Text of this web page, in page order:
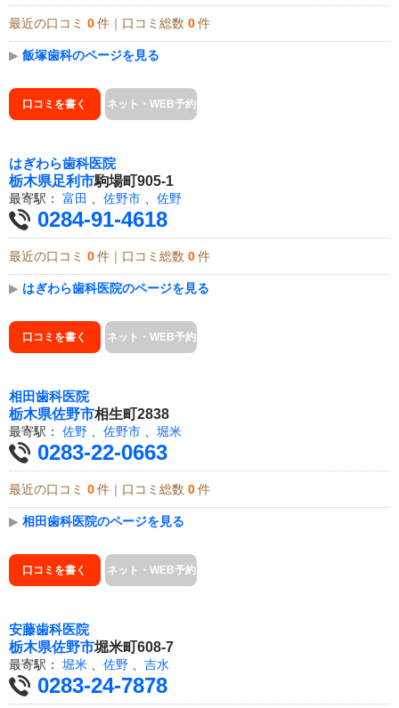
最近の口コミ 0 件｜口コミ総数 0 件
▶ 飯塚歯科のページを見る
口コミを書く ネット・WEB予約
はぎわら歯科医院
栃木県足利市駒場町905-1
最寄駅： 富田 、 佐野市 、 佐野
0284-91-4618
最近の口コミ 0 件｜口コミ総数 0 件
▶ はぎわら歯科医院のページを見る
口コミを書く ネット・WEB予約
相田歯科医院
栃木県佐野市相生町2838
最寄駅： 佐野 佐野市 堀米
0283-22-0663
最近の口コミ 0 件｜口コミ総数 0 件
▶ 相田歯科医院のページを見る
口コミを書く ネット・WEB予約
安藤歯科医院
栃木県佐野市堀米町608-7
最寄駅： 堀米 佐野 吉水
0283-24-7878